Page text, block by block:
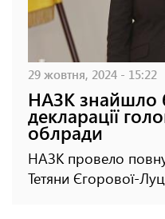
29 жовтня, 2024 - 15:22
НАЗК знайшло
декларації
облради
НАЗК провело повну
Тетяни Єгорової-